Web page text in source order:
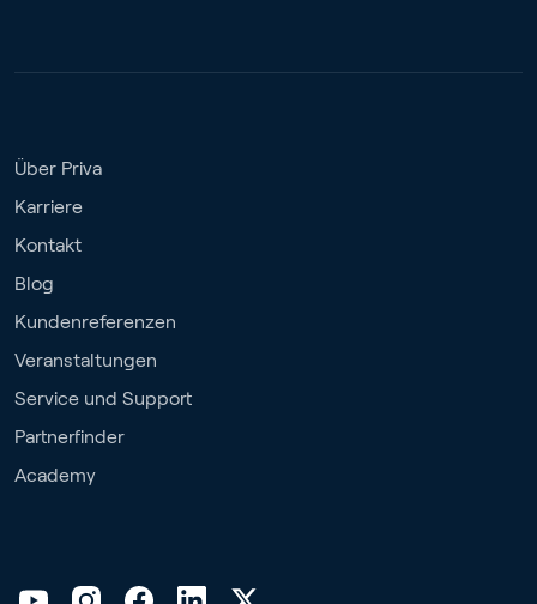
Über Priva
Karriere
Kontakt
Blog
Kundenreferenzen
Veranstaltungen
Service und Support
Partnerfinder
Academy